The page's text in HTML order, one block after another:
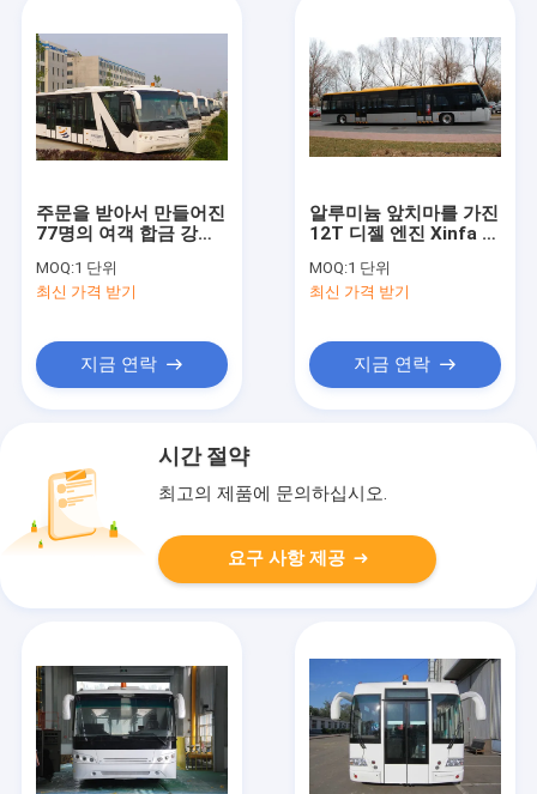
주문을 받아서 만들어진
77명의 여객 합금 강철
버스
MOQ:1 단위
최신 가격 받기
지금 연락
알루미늄 앞치마를 가진
12T 디젤 엔진 Xinfa 공
MOQ:1 단위
최신 가격 받기
지금 연락
시간 절약
최고의 제품에 문의하십시오.
요구 사항 제공